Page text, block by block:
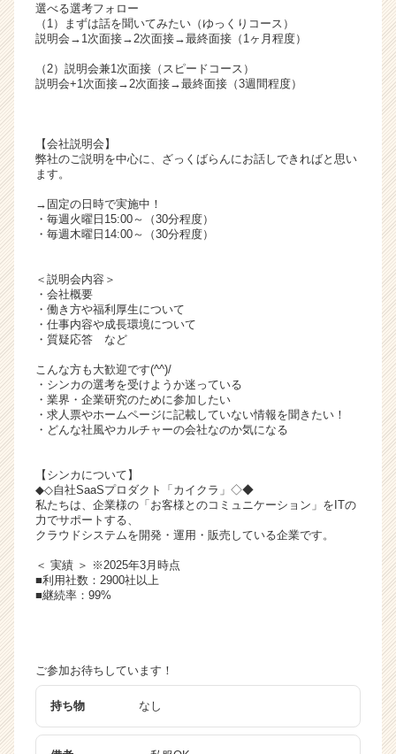
h
e
r
e
r）
選べる選考フォロー
（1）まずは話を聞いてみたい（ゆっくりコース）
説明会→1次面接→2次面接→最終面接（1ヶ月程度）
（2）説明会兼1次面接（スピードコース）
説明会+1次面接→2次面接→最終面接（3週間程度）
【会社説明会】
弊社のご説明を中心に、ざっくばらんにお話しできればと思い
ます。
→固定の日時で実施中！
・毎週火曜日15:00～（30分程度）
・毎週木曜日14:00～（30分程度）
＜説明会内容＞
・会社概要
・働き方や福利厚生について
・仕事内容や成長環境について
・質疑応答 など
こんな方も大歓迎です(^^)/
・シンカの選考を受けようか迷っている
・業界・企業研究のために参加したい
・求人票やホームページに記載していない情報を聞きたい！
・どんな社風やカルチャーの会社なのか気になる
【シンカについて】
◆◇自社SaaSプロダクト「カイクラ」◇◆
私たちは、企業様の「お客様とのコミュニケーション」をITの
力でサポートする、
クラウドシステムを開発・運用・販売している企業です。
＜ 実績 ＞ ※2025年3月時点
■利用社数：2900社以上
■継続率：99%
ご参加お待ちしています！
持ち物 なし